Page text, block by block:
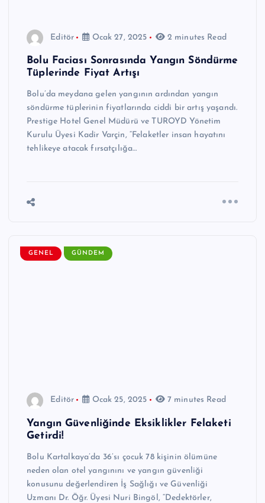
Editör Ocak 27, 2025 2 minutes Read
Bolu Faciası Sonrasında Yangın Söndürme
Tüplerinde Fiyat Artışı
Bolu’da meydana gelen yangının ardından yangın
söndürme tüplerinin fiyatlarında ciddi bir artış yaşandı.
Prestige Hotel Genel Müdürü ve TUROYD Yönetim
Kurulu Üyesi Kadir Varçin, “Felaketler insan hayatını
tehlikeye atacak fırsatçılığa…
GENEL GÜNDEM
Editör Ocak 25, 2025 7 minutes Read
Yangın Güvenliğinde Eksiklikler Felaketi
Getirdi!
Bolu Kartalkaya’da 36’sı çocuk 78 kişinin ölümüne
neden olan otel yangınını ve yangın güvenliği
konusunu değerlendiren İş Sağlığı ve Güvenliği
Uzmanı Dr. Öğr. Üyesi Nuri Bingöl, “Dedektörler,